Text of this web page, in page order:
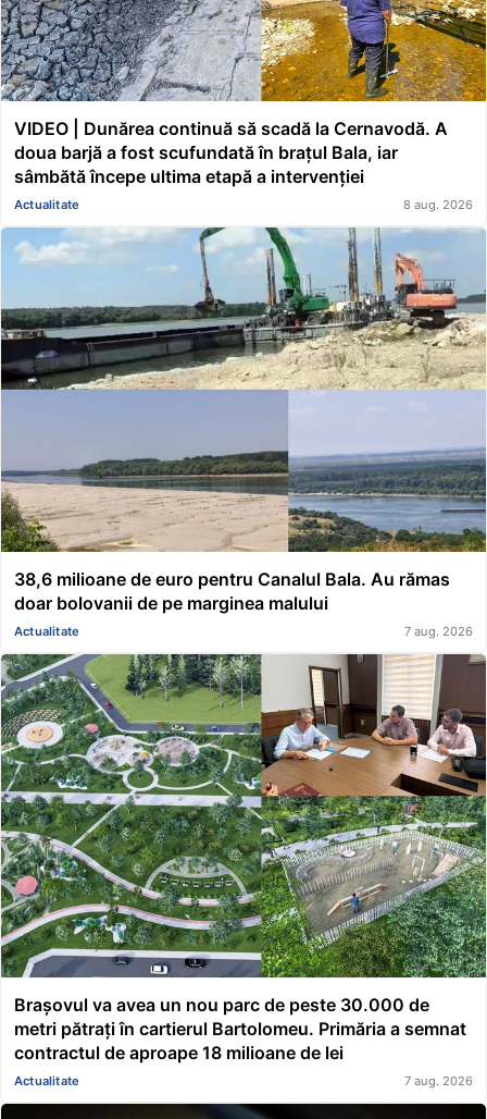
VIDEO | Dunărea continuă să scadă la Cernavodă. A
doua barjă a fost scufundată în brațul Bala, iar
sâmbătă începe ultima etapă a intervenției
Actualitate 8 aug. 2026
38,6 milioane de euro pentru Canalul Bala. Au rămas
doar bolovanii de pe marginea malului
Actualitate 7 aug. 2026
Brașovul va avea un nou parc de peste 30.000 de
metri pătrați în cartierul Bartolomeu. Primăria a semnat
contractul de aproape 18 milioane de lei
Actualitate 7 aug. 2026